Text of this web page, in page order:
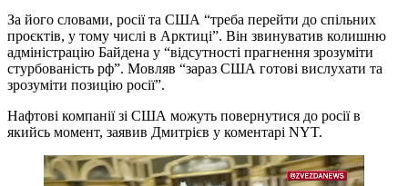
За його словами, росії та США “треба перейти до спільних
проєктів, у тому числі в Арктиці”. Він звинуватив колишню
адміністрацію Байдена у “відсутності прагнення зрозуміти
стурбованість рф”. Мовляв “зараз США готові вислухати та
зрозуміти позицію росії”.
Нафтові компанії зі США можуть повернутися до росії в
якийсь момент, заявив Дмитрієв у коментарі NYT.